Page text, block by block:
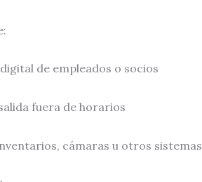
de empleados o socios
fuera de horarios
cámaras u otros sistemas